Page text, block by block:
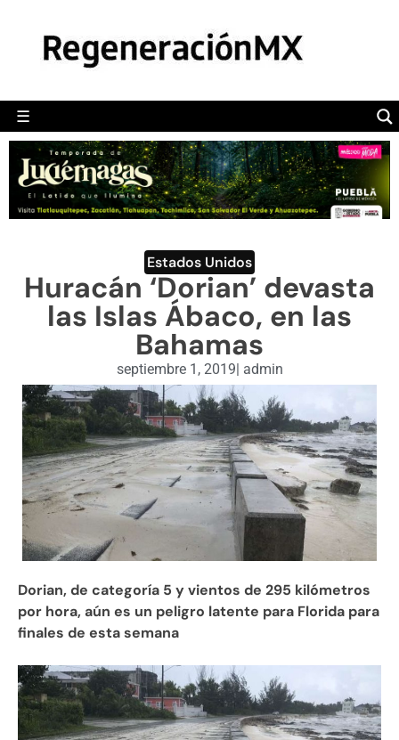
☰
POLÍTICA
CAMALEÓN
OPINIÓN
DEPORTES
ENGLISH SECTION
VIDEOS
Estados Unidos
Huracán ‘Dorian’ devasta
las Islas Ábaco, en las
Bahamas
septiembre 1, 2019| admin
Dorian, de categoría 5 y vientos de 295 kilómetros
por hora, aún es un peligro latente para Florida para
finales de esta semana